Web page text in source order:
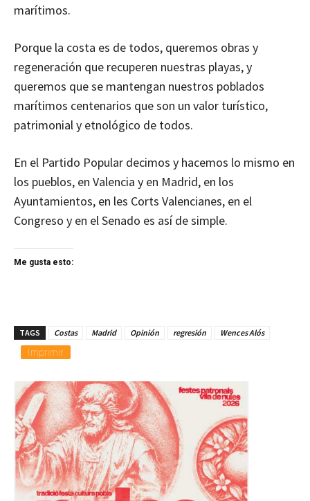
marítimos.
Porque la costa es de todos, queremos obras y
regeneración que recuperen nuestras playas, y
queremos que se mantengan nuestros poblados
marítimos centenarios que son un valor turístico,
patrimonial y etnológico de todos.
En el Partido Popular decimos y hacemos lo mismo en
los pueblos, en Valencia y en Madrid, en los
Ayuntamientos, en les Corts Valencianes, en el
Congreso y en el Senado es así de simple.
Me gusta esto:
TAGS Costas Madrid Opinión regresión Wences Alós
Imprimir